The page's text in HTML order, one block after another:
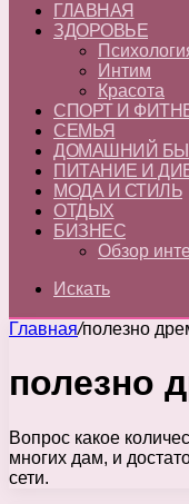
ГЛАВНАЯ
ЗДОРОВЬЕ
Интим
Красота
СПОРТ И
СЕМЬЯ
ДОМАШНИЙ
ПИТАНИЕ И
МОДА И СТИЛЬ
ОТДЫХ
БИЗНЕС
Обзор
Искать
Главная/полезно
полезно
Вопрос какое
многих дам, и
сети.